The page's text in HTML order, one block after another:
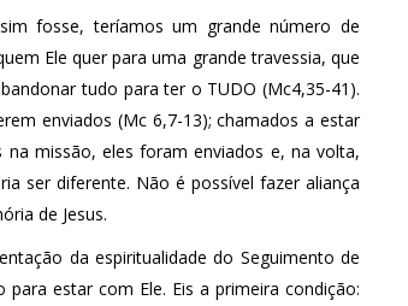
fosse, teríamos um grande número de
Ele quer para uma grande travessia, que
tudo para ter o TUDO (Mc4,35-41).
enviados (Mc 6,7-13); chamados a estar
missão, eles foram enviados e, na volta,
ser diferente. Não é possível fazer aliança
de Jesus.
da espiritualidade do Seguimento de
estar com Ele. Eis a primeira condição: